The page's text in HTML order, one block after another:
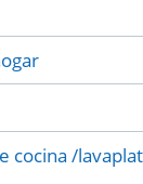
cocina /